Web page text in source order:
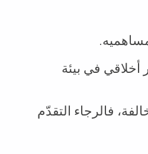
أخلاقي في بيئة
فالرجاء التقدّم